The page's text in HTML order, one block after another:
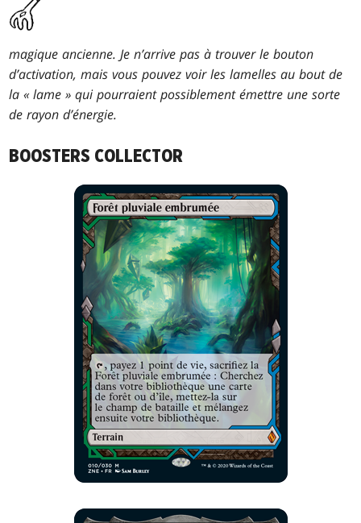
magique ancienne. Je n’arrive pas à trouver le bouton
d’activation, mais vous pouvez voir les lamelles au bout de
la « lame » qui pourraient possiblement émettre une sorte
de rayon d’énergie.
BOOSTERS COLLECTOR